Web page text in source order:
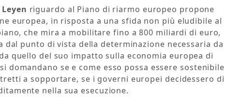
riguardo al Piano di riarmo europeo propone
europea, in risposta a una sfida non più eludibile al
che mira a mobilitare fino a 800 miliardi di euro,
punto di vista della determinazione necessaria da
quello del suo impatto sulla economia europea di
domandano se e come esso possa essere sostenibile
a sopportare, se i governi europei decidessero di
nella sua esecuzione.